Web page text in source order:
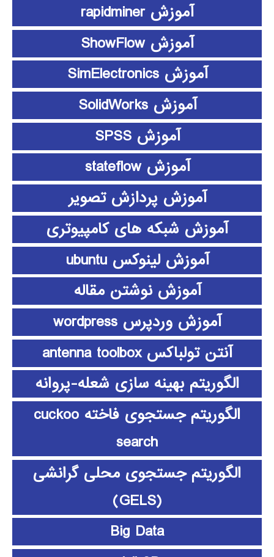
آموزش rapidminer
آموزش ShowFlow
آموزش SimElectronics
آموزش SolidWorks
آموزش SPSS
آموزش stateflow
آموزش پردازش تصویر
آموزش شبکه های کامپیوتری
آموزش لینوکس ubuntu
آموزش نوشتن مقاله
آموزش وردپرس wordpress
آنتن تولباکس antenna toolbox
الگوریتم بهینه سازی شعله-پروانه
الگوریتم جستجوی فاخته cuckoo
search
الگوریتم جستجوی محلی گرانشی
(GELS)
Big Data